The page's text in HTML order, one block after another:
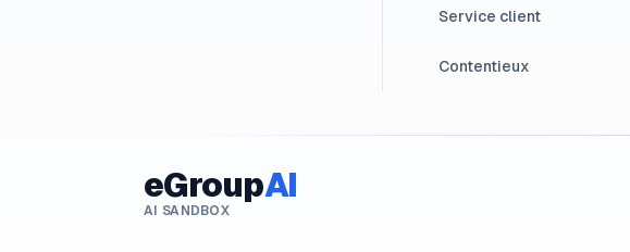
Service client
Contentieux
eGroupAI
AI SANDBOX